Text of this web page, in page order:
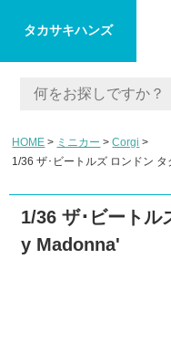
タカサキハンズ
HOME ミニカー
Corgi
1/36 ザ･ビートルズ ロンドン
1/36 ザ･ビートル
y Madonna'